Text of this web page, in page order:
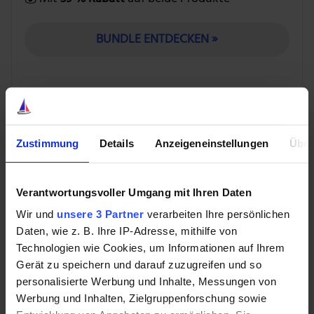
Zustimmung Details Anzeigeneinstellungen
Verantwortungsvoller Umgang mit Ihren Daten
Wir und unsere 3 Partner verarbeiten Ihre persönlichen
Daten, wie z. B. Ihre IP-Adresse, mithilfe von
Technologien wie Cookies, um Informationen auf Ihrem
Gerät zu speichern und darauf zuzugreifen und so
personalisierte Werbung und Inhalte, Messungen von
Werbung und Inhalten, Zielgruppenforschung sowie
BUNDLE ENTDECKEN »
British American Tobacco
Der in England ansässige KonzernBritish American
Tobacco(WKN: 916018) ist mit umgerechnet rund 109
unter den Tabakherstellern. Nachdem der Konzern im
Jahr 2017 den Konkurrenten Reynolds American
komplett übernommen hat, ist er jetzt auch stark in
den USA vertreten. Bereits 41 % seines Umsatzes
erzielte das Unternehmen im ersten Halbjahr 2019
schon in den Vereinigten Staaten.